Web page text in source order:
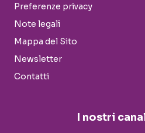
Preferenze privacy
Note legali
Mappa del Sito
Newsletter
Contatti
I nostri